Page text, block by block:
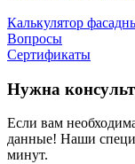
Калькулятор
Вопросы
Сертификаты
Нужна
Если вам
данные! Наши
минут.